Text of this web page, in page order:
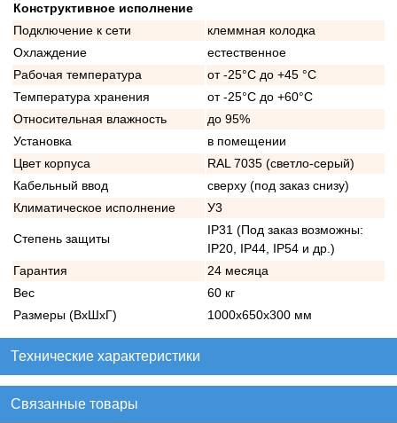
Конструктивное исполнение
Подключение к сети
клеммная колодка
Охлаждение
естественное
Рабочая температура
от -25°C до +45 °C
Температура хранения
от -25°C до +60°C
Относительная влажность
до 95%
Установка
в помещении
Цвет корпуса
RAL 7035 (светло-серый)
Кабельный ввод
сверху (под заказ снизу)
Климатическое исполнение
У3
Степень защиты
IP31 (Под заказ возможны:
IP20, IP44, IP54 и др.)
Гарантия
24 месяца
Вес
60 кг
Размеры (ВхШхГ)
1000х650х300 мм
Технические характеристики
Связанные товары